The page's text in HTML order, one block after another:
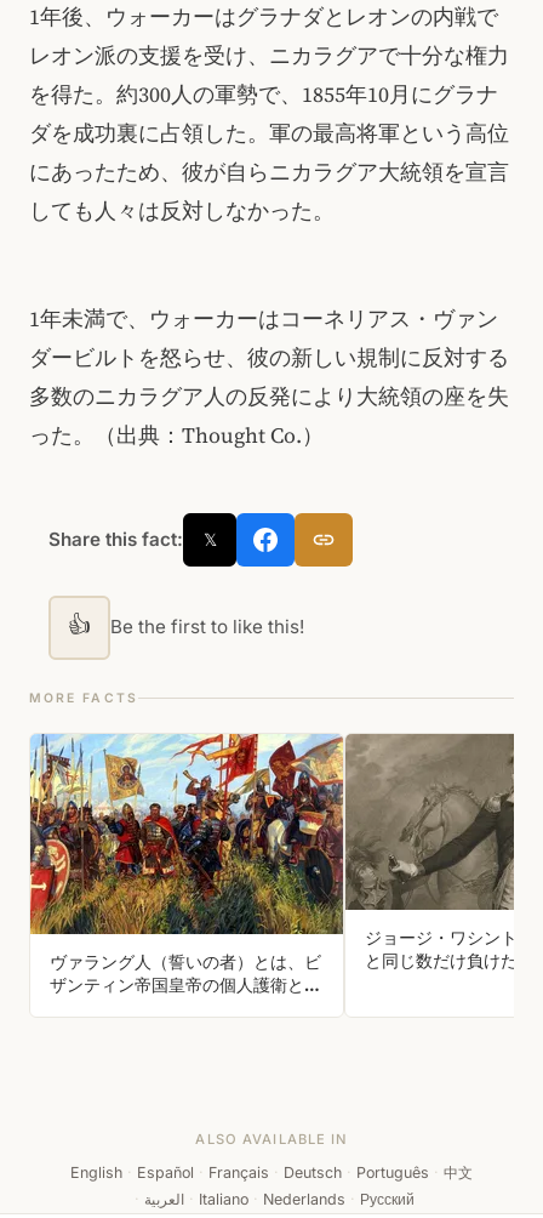
1年後、ウォーカーはグラナダとレオンの内戦で
レオン派の支援を受け、ニカラグアで十分な権力
を得た。約300人の軍勢で、1855年10月にグラナ
ダを成功裏に占領した。軍の最高将軍という高位
にあったため、彼が自らニカラグア大統領を宣言
しても人々は反対しなかった。
1年未満で、ウォーカーはコーネリアス・ヴァン
ダービルトを怒らせ、彼の新しい規制に反対する
多数のニカラグア人の反発により大統領の座を失
った。（出典：Thought Co.）
Share this fact: 𝕏
👍 Be the first to like this!
MORE FACTS
ヴァラング人（誓いの者）とは、ビ
ザンティン帝国皇帝の個人護衛とし
ジョージ・ワシントン
と同じ数だけ負けた。
ALSO AVAILABLE IN
English · Español · Français · Deutsch · Português · 中文
· العربية · Italiano · Nederlands · Русский